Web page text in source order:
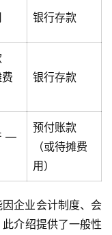
银行存款
费
银行存款
—
预付账款
（或待摊费
用）
企业会计制度、会
介绍提供了一般性